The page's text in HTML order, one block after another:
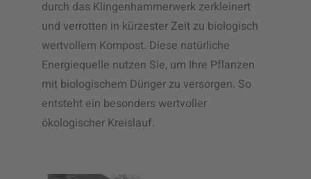
durch das Klingenhammerwerk zerkleinert
und verrotten in kürzester Zeit zu biologisch
wertvollem Kompost. Diese natürliche
Energiequelle nutzen Sie, um Ihre Pflanzen
mit biologischem Dünger zu versorgen. So
entsteht ein besonders wertvoller
ökologischer Kreislauf.